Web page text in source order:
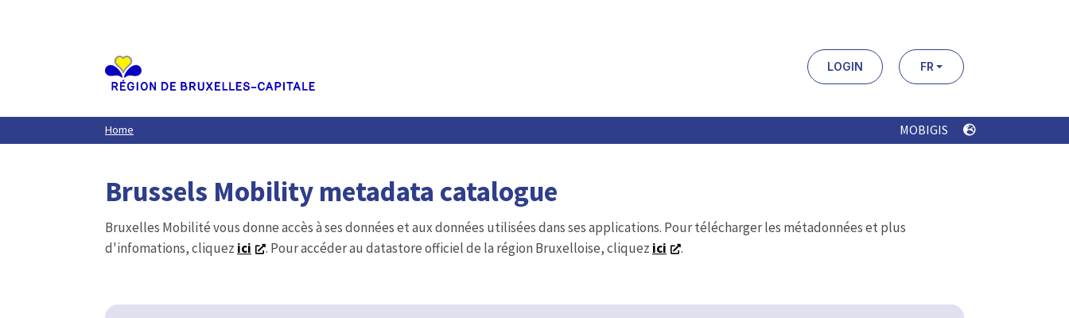
LOGIN FR
Home MOBIGIS
Brussels Mobility metadata catalogue
Bruxelles Mobilité vous donne accès à ses données et aux données utilisées dans ses applications. Pour télécharger les métadonnées et plus
d'infomations, cliquez ici . Pour accéder au datastore officiel de la région Bruxelloise, cliquez ici .